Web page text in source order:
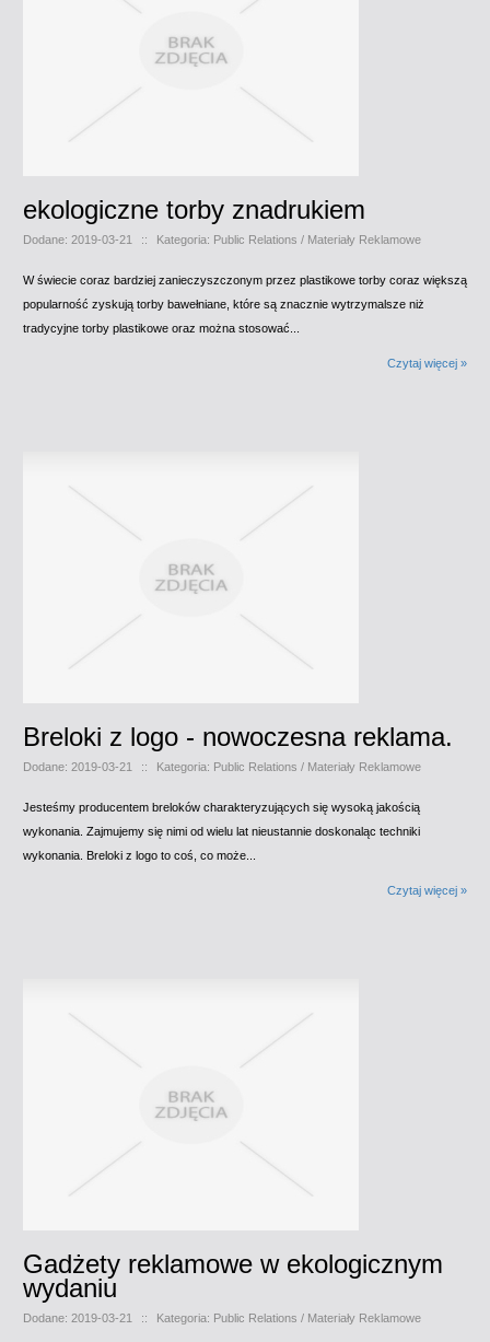
ekologiczne torby znadrukiem
Dodane: 2019-03-21 :: Kategoria: Public Relations / Materiały Reklamowe
W świecie coraz bardziej zanieczyszczonym przez plastikowe torby coraz większą
popularność zyskują torby bawełniane, które są znacznie wytrzymalsze niż
tradycyjne torby plastikowe oraz można stosować...
Czytaj więcej »
Breloki z logo - nowoczesna reklama.
Dodane: 2019-03-21 :: Kategoria: Public Relations / Materiały Reklamowe
Jesteśmy producentem breloków charakteryzujących się wysoką jakością
wykonania. Zajmujemy się nimi od wielu lat nieustannie doskonaląc techniki
wykonania. Breloki z logo to coś, co może...
Czytaj więcej »
Gadżety reklamowe w ekologicznym
wydaniu
Dodane: 2019-03-21 :: Kategoria: Public Relations / Materiały Reklamowe